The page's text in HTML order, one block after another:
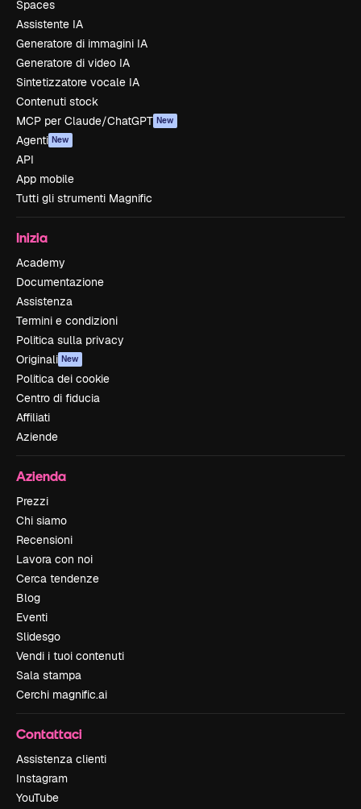
Spaces
Assistente IA
Generatore di immagini IA
Generatore di video IA
Sintetizzatore vocale IA
Contenuti stock
MCP per Claude/ChatGPT New
Agenti New
API
App mobile
Tutti gli strumenti Magnific
Inizia
Academy
Documentazione
Assistenza
Termini e condizioni
Politica sulla privacy
Originali New
Politica dei cookie
Centro di fiducia
Affiliati
Aziende
Azienda
Prezzi
Chi siamo
Recensioni
Lavora con noi
Cerca tendenze
Blog
Eventi
Slidesgo
Vendi i tuoi contenuti
Sala stampa
Cerchi magnific.ai
Contattaci
Assistenza clienti
Instagram
YouTube